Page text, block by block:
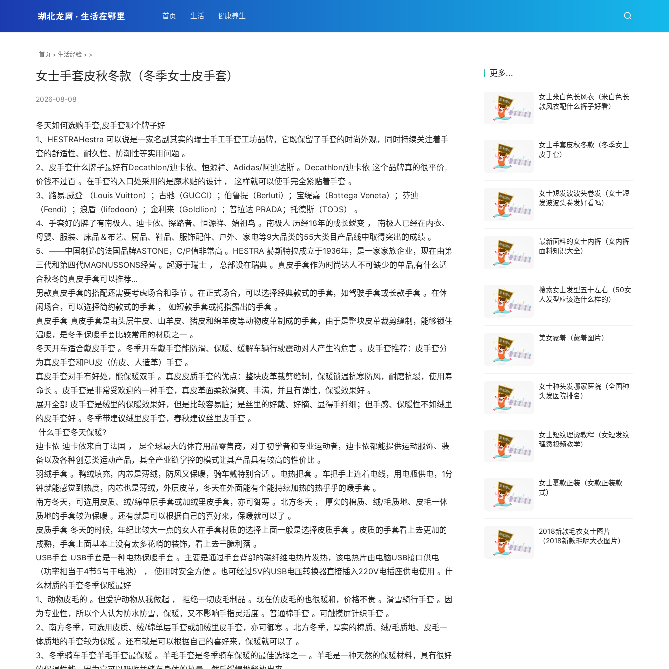
首页 生活 健康养生
首页 > 生活经验 > >
女士手套皮秋冬款（冬季女士皮手套）
2026-08-08
冬天如何选购手套,皮手套哪个牌子好
1、HESTRAHestra 可以说是一家名副其实的瑞士手工手套工坊品牌，它既保留了手套的时尚外观，同时持续关注着手
套的舒适性、耐久性、防潮性等实用问题 。
2、皮手套什么牌子最好有Decathlon/迪卡依、恒源祥、Adidas/阿迪达斯 。Decathlon/迪卡依 这个品牌真的很平价，
价钱不过百 。在手套的入口处采用的是魔术贴的设计 ， 这样就可以使手完全紧贴着手套 。
3、路易.威登 （Louis Vuitton）；古驰（GUCCI）；伯鲁提（Berluti）；宝缇嘉（Bottega Veneta）；芬迪
（Fendi）；浪盾（lifedoon）；金利来（Goldlion）；普拉达 PRADA；托德斯（TODS） 。
4、手套好的牌子有南极人、迪卡侬、探路者、恒源祥、始祖鸟 。南极人 历经18年的成长蜕变 ， 南极人已经在内衣、
母婴、服装、床品＆布艺、厨品、鞋品、服饰配件、户外、家电等9大品类的55大类目产品线中取得突出的成绩 。
5、——中国制造的法国品牌ASTONE，C/P值非常高 。HESTRA 赫斯特拉成立于1936年，是一家家族企业，现在由第
三代和第四代MAGNUSSONS经营 。起源于瑞士 ， 总部设在瑞典 。真皮手套作为时尚达人不可缺少的单品,有什么适
合秋冬的真皮手套可以推荐...
男款真皮手套的搭配还需要考虑场合和季节 。在正式场合，可以选择经典款式的手套，如驾驶手套或长款手套 。在休
闲场合，可以选择简约款式的手套 ， 如短款手套或拇指露出的手套 。
真皮手套 真皮手套是由头层牛皮、山羊皮、猪皮和绵羊皮等动物皮革制成的手套，由于是整块皮革裁剪缝制，能够锁住
温暖，是冬季保暖手套比较常用的材质之一 。
冬天开车适合戴皮手套 。冬季开车戴手套能防滑、保暖、缓解车辆行驶震动对人产生的危害 。皮手套推荐：皮手套分
为真皮手套和PU皮（仿皮、人造革）手套 。
真皮手套对手有好处，能保暖双手 。真皮皮质手套的优点：整块皮革裁剪缝制，保暖锁温抗寒防风，耐磨抗裂，使用寿
命长 。皮手套是非常受欢迎的一种手套，真皮革面柔软滑爽、丰满，并且有弹性，保暖效果好 。
展开全部 皮手套是绒里的保暖效果好，但是比较容易脏；是丝里的好戴、好摘、显得手纤细；但手感、保暖性不如绒里
的皮手套好 。冬季带建议绒里皮手套，春秋建议丝里皮手套 。
什么手套冬天保暖?
迪卡侬 迪卡侬来自于法国 ， 是全球最大的体育用品零售商，对于初学者和专业运动者，迪卡侬都能提供运动服饰、装
备以及各种创意类运动产品，其全产业链掌控的模式让其产品具有较高的性价比 。
羽绒手套 。鸭绒填充，内芯是薄绒，防风又保暖，骑车戴特别合适 。电热把套 。车把手上连着电线，用电瓶供电，1分
钟就能感觉到热度，内芯也是薄绒，外层皮革，冬天在外面能有个能持续加热的热乎乎的暖手套 。
南方冬天，可选用皮质、绒/绵单层手套或加绒里皮手套，亦可御寒 。北方冬天 ， 厚实的棉质、绒/毛质地、皮毛一体
质地的手套较为保暖 。还有就是可以根据自己的喜好来，保暖就可以了 。
皮质手套 冬天的时候，年纪比较大一点的女人在手套材质的选择上面一般是选择皮质手套 。皮质的手套看上去更加的
成熟，手套上面基本上没有太多花哨的装饰，看上去干脆利落 。
USB手套 USB手套是一种电热保暖手套 。主要是通过手套背部的碳纤维电热片发热，该电热片由电脑USB接口供电
（功率相当于4节5号干电池） ， 使用时安全方便 。也可经过5V的USB电压转换器直接插入220V电插座供电使用 。什
么材质的手套冬季保暖最好
1、动物皮毛的 。但爱护动物从我做起 ， 拒绝一切皮毛制品 。现在仿皮毛的也很暖和，价格不贵 。滑雪骑行手套 。因
为专业性，所以个人认为防水防雪，保暖，又不影响手指灵活度 。普通棉手套 。可触摸屏针织手套 。
2、南方冬季，可选用皮质、绒/绵单层手套或加绒里皮手套，亦可御寒 。北方冬季，厚实的棉质、绒/毛质地、皮毛一
体质地的手套较为保暖 。还有就是可以根据自己的喜好来，保暖就可以了 。
3、冬季骑车手套羊毛手套最保暖 。羊毛手套是冬季骑车保暖的最佳选择之一 。羊毛是一种天然的保暖材料，具有很好
更多...
女士米白色长风衣（米白色长
款风衣配什么裤子好看）
女士手套皮秋冬款（冬季女士
皮手套）
女士短发波波头卷发（女士短
发波波头卷发好看吗）
最新面料的女士内裤（女内裤
面料知识大全）
搜索女士发型五十左右（50女
人发型应该选什么样的）
美女蒙羞（蒙羞图片）
女士种头发哪家医院（全国种
头发医院排名）
女士短纹理烫教程（女短发纹
理烫视频教学）
女士夏款正装（女款正装款
式）
2018新款毛衣女士图片
（2018新款毛呢大衣图片）